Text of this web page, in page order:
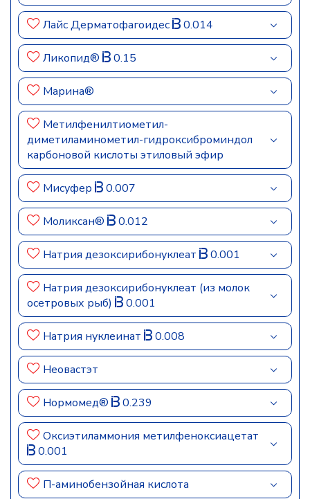
Лайс Дерматофагоидес 0.014
Ликопид® 0.15
Марина®
Метилфенилтиометил-
диметиламинометил-гидроксиброминдол
карбоновой кислоты этиловый эфир
Мисуфер 0.007
Моликсан® 0.012
Натрия дезоксирибонуклеат 0.001
Натрия дезоксирибонуклеат (из молок
осетровых рыб)
0.001
Натрия нуклеинат 0.008
Неовастэт
Нормомед® 0.239
Оксиэтиламмония метилфеноксиацетат
0.001
П-аминобензойная кислота